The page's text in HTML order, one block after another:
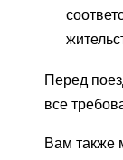
Перед
все
Вам также